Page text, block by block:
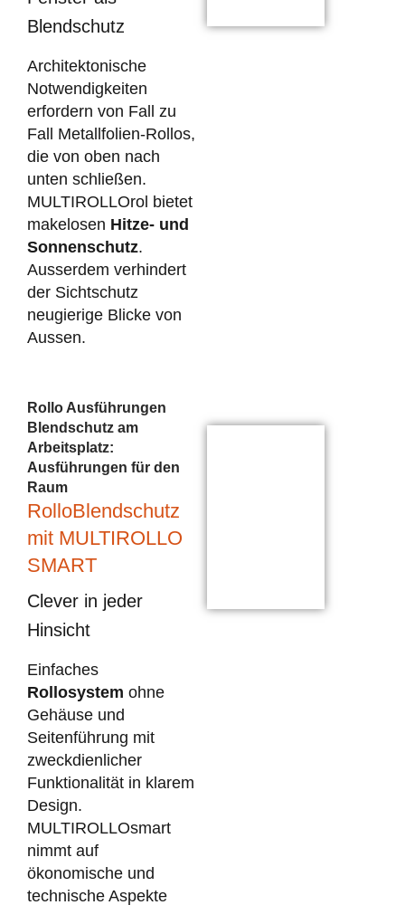
Blendschutz
Architektonische
Notwendigkeiten
erfordern von Fall zu
Fall Metallfolien-Rollos,
die von oben nach
unten schließen.
MULTIROLLOrol bietet
makelosen Hitze- und
Sonnenschutz.
Ausserdem verhindert
der Sichtschutz
neugierige Blicke von
Aussen.
Rollo Ausführungen
Blendschutz am
Arbeitsplatz:
Ausführungen für den
Raum
RolloBlendschutz
mit MULTIROLLO
SMART
Clever in jeder
Hinsicht
Einfaches
Rollosystem ohne
Gehäuse und
Seitenführung mit
zweckdienlicher
Funktionalität in klarem
Design.
MULTIROLLOsmart
nimmt auf
ökonomische und
technische Aspekte